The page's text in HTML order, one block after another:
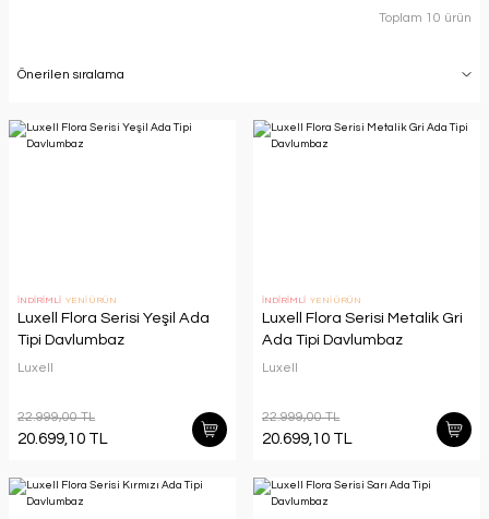
Toplam 10 ürün
İNDİRİMLİ YENİ ÜRÜN
Luxell Flora Serisi Yeşil Ada
Tipi Davlumbaz
Luxell
22.999,00 TL
20.699,10 TL
İNDİRİMLİ YENİ ÜRÜN
Luxell Flora Serisi Metalik Gri
Ada Tipi Davlumbaz
Luxell
22.999,00 TL
20.699,10 TL